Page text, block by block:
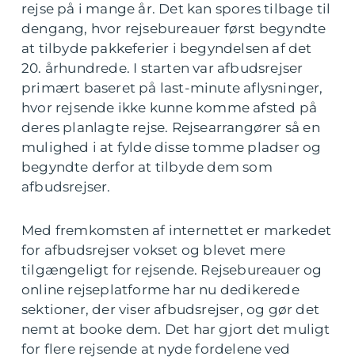
rejse på i mange år. Det kan spores tilbage til
dengang, hvor rejsebureauer først begyndte
at tilbyde pakkeferier i begyndelsen af det
20. århundrede. I starten var afbudsrejser
primært baseret på last-minute aflysninger,
hvor rejsende ikke kunne komme afsted på
deres planlagte rejse. Rejsearrangører så en
mulighed i at fylde disse tomme pladser og
begyndte derfor at tilbyde dem som
afbudsrejser.
Med fremkomsten af internettet er markedet
for afbudsrejser vokset og blevet mere
tilgængeligt for rejsende. Rejsebureauer og
online rejseplatforme har nu dedikerede
sektioner, der viser afbudsrejser, og gør det
nemt at booke dem. Det har gjort det muligt
for flere rejsende at nyde fordelene ved